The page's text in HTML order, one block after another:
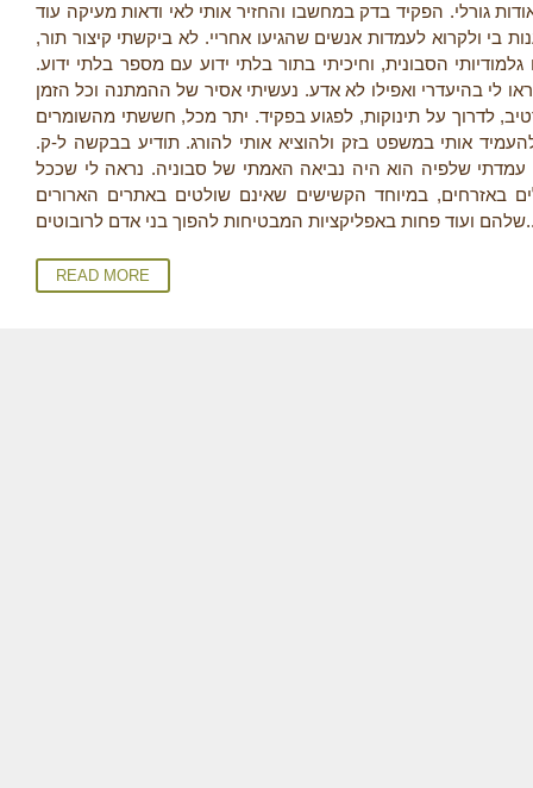
גורלי. הפקיד בדק במחשבו והחזיר אותי לאי ודאות מעיקה עוד
בי ולקרוא לעמדות אנשים שהגיעו אחריי. לא ביקשתי קיצור תור,
הסבונית, וחיכיתי בתור בלתי ידוע עם מספר בלתי ידוע.
לי בהיעדרי ואפילו לא אדע. נעשיתי אסיר של ההמתנה וכל הזמן
לדרוך על תינוקות, לפגוע בפקיד. יתר מכל, חששתי מהשומרים
אותי במשפט בזק ולהוציא אותי להורג. תודיע בבקשה ל-ק.
שלפיה הוא היה נביאה האמתי של סבוניה. נראה לי שככל
באזרחים, במיוחד הקשישים שאינם שולטים באתרים הארורים
אדם לרובוטים...
READ MORE